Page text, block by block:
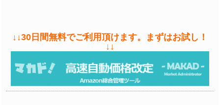
↓↓30日間無料でご利用頂けます。まずはお試し！
↓↓